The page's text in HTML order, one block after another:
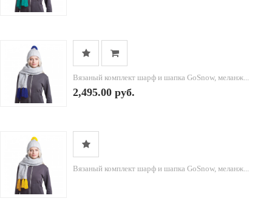
Вязаный комплект шарф и шапка GoSnow, меланж...
2,495.00 руб.
Вязаный комплект шарф и шапка GoSnow, меланж...